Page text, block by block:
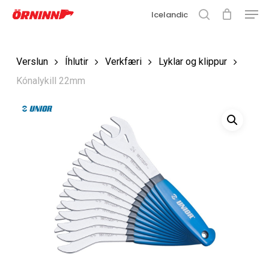
Fara
Loka
Icelandic
Verslun Íhlutir Verkfæri
Lyklar og klippur
Kónalykill 22mm